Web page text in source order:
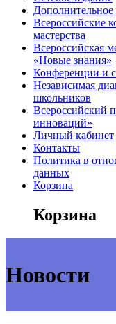
Дополнительное
Всероссийские
мастерства
Всероссийская
«Новые знания»
Конференции и
Независимая
школьников
Всероссийский
инноваций»
Личный кабинет
Контакты
Политика в
данных
Корзина
Корзина
Новости